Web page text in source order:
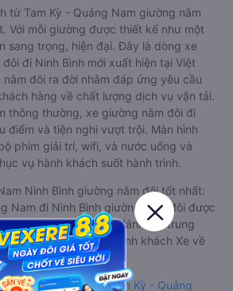
từ Tam Kỳ - Quảng Nam giường nằm
Với mỗi giường được thiết kế như một
sang trọng, hiện đại. Đây là dòng xe
đi Ninh Bình mới xuất hiện tại Việt
đôi ra đời nhằm đáp ứng yêu cầu
hàng về chất lượng dịch vụ vận tải.
thông thường, xe giường nằm đôi đi
điểm và tiện nghi vượt trội. Màn hình
phim giải trí, wifi, và nước uống và
vụ hành khách suốt hành trình.
Ninh Bình giường nằm đôi tốt nhất:
Nam đi Ninh Bình giường nằm đôi được
lượng Tốt với điểm đánh giá trung
3283 phản hồi của hành khách Xe về
Quảng Nam.
đôi đi Ninh Bình từ Tam Kỳ - Quảng